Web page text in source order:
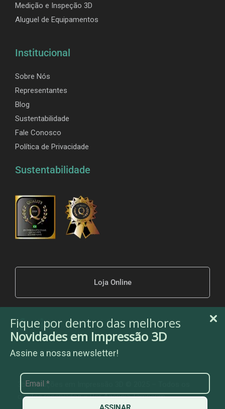
Fique por dentro das melhores
Novidades em Impressão 3D
Assine a nossa newsletter!
Medição e Inspeção 3D
Aluguel de Equipamentos
Institucional
Sobre Nós
Representantes
Blog
Sustentabilidade
Fale Conosco
Política de Privacidade
Sustentabilidade
Loja Online
3be Soluções em Impressão 3D © 2025 – Todos os
direitos reservados – PorAgência Temperim